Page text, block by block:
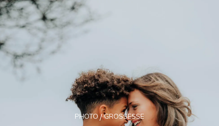
PHOTO GROSSESSE